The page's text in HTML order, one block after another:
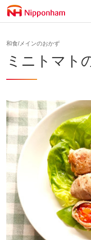
和食/メインのおかず
ミニトマト